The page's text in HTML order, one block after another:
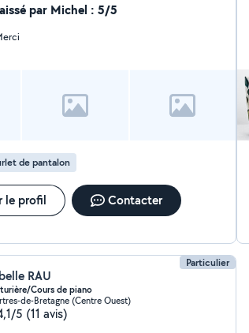
retouches de vêtements ou
suis dans le métier !
par Michel : 5/5
de pantalon
le profil Contacter
Particulier
RAU
Cours de piano
de-Bretagne (Centre Ouest)
5 (11 avis)